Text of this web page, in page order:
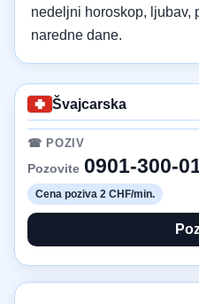
nedeljni horoskop, ljubav,
naredne dane.
Švajcarska
☎ POZIV
Pozovite 0901-300-
Cena poziva 2 CHF/min.